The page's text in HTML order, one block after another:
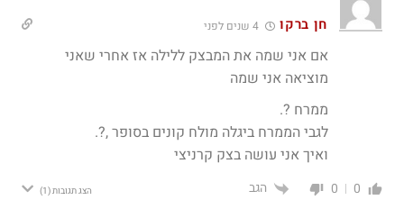
חן ברקו
אם אני שמה את המבצק ללילה אז אחרי שאני
מוציאה אני שמה
ממרח ?.
לגבי הממרח ביגלה מולח קונים בסופר ,?.
ואיך אני עושה בצק קרניצי
0
0 הגב הצג תגובות(1)